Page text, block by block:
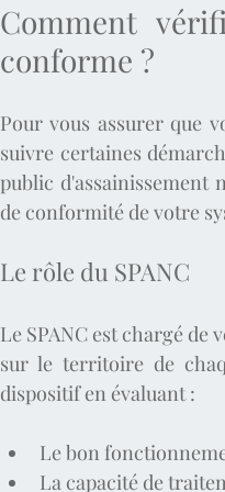
Comment
conforme ?
Pour vous assurer que
suivre certaines
public d'assainissement
de conformité de votre
Le rôle du SPANC
Le SPANC est chargé
sur le territoire de
dispositif en évaluant :
Le bon
La capacité de